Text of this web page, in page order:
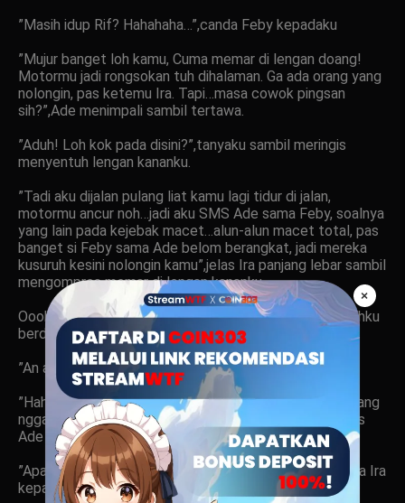
”Masih idup Rif? Hahahaha…”,canda Feby kepadaku
”Mujur banget loh kamu, Cuma memar di lengan doang!
Motormu jadi rongsokan tuh dihalaman. Ga ada orang yang
nolongin, pas ketemu Ira. Tapi…masa cowok pingsan
sih?”,Ade menimpali sambil tertawa.
”Aduh! Loh kok pada disini?”,tanyaku sambil meringis
menyentuh lengan kananku.
”Tadi aku dijalan pulang liat kamu lagi tidur di jalan,
motormu ancur noh…jadi aku SMS Ade sama Feby, soalnya
yang lain pada kejebak macet…alun-alun macet total, pas
banget si Feby sama Ade belom berangkat, jadi mereka
kusuruh kesini nolongin kamu”,jelas Ira panjang lebar sambil
mengompres memar di lengan kananku.
Oooh….jadi ini sensasi dingin yang tadi kurasakan? Darahku
berdesir…
”An angel speak to me…”,gumamku lirih.
”Hah? Apa Rif? Kamu ngomong apa? Pasti ngomong yang
nggak-nggak nih! Dia ngomongin kamu loh Ra!”,cerocos
Ade dengan cepat sambil nyengir.
”Apa? Apa iya? Kamu ngomong apa hah barusan?”,tanya Ira
kepadaku.
×